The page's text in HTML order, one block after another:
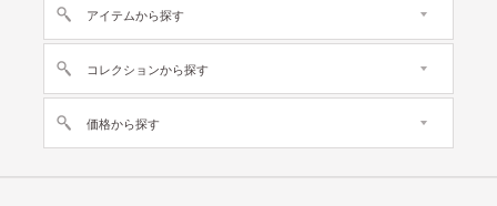
アイテムから探す
コレクションから探す
価格から探す